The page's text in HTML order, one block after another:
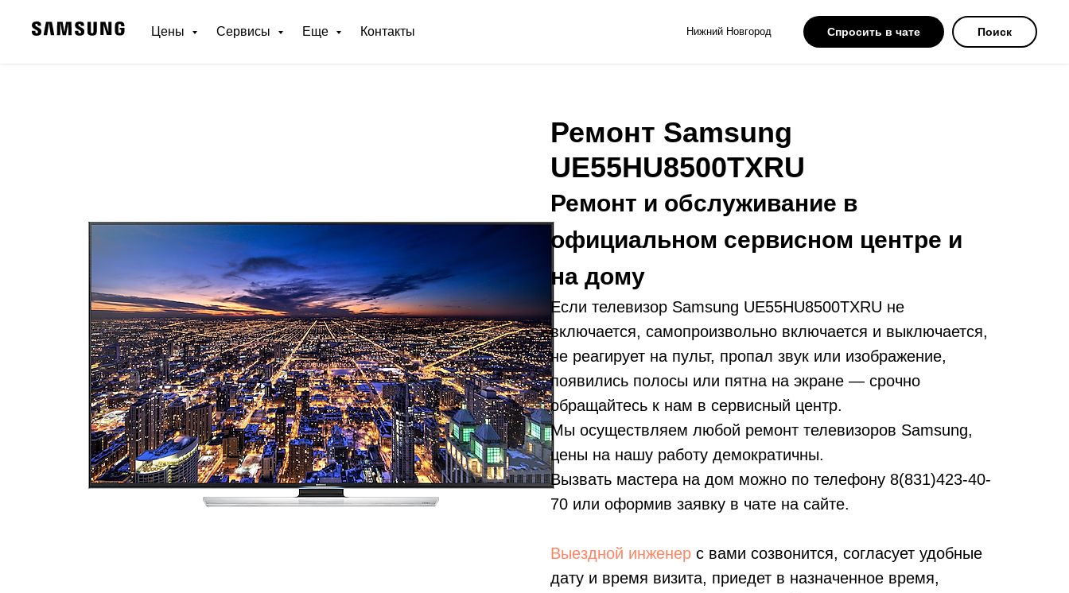
Цены Сервисы Еще Контакты Нижний Новгород Спросить в чате Поиск
Ремонт Samsung
UE55HU8500TXRU
Ремонт и обслуживание в
официальном сервисном центре и
на дому
Если телевизор Samsung UE55HU8500TXRU не
включается, самопроизвольно включается и выключается,
не реагирует на пульт, пропал звук или изображение,
появились полосы или пятна на экране — срочно
обращайтесь к нам в сервисный центр.
Мы осуществляем любой ремонт телевизоров Samsung,
цены на нашу работу демократичны.
Вызвать мастера на дом можно по телефону 8(831)423-40-
70 или оформив заявку в чате на сайте.
Выездной инженер с вами созвонится, согласует удобные
дату и время визита, приедет в назначенное время,